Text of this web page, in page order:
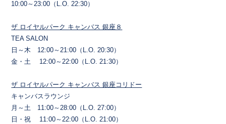
10:00～23:00（L.O. 22:30）
ザ ロイヤルパーク キャンバス 銀座８
TEA SALON
日～木 12:00～21:00（L.O. 20:30）
金・土 12:00～22:00（L.O. 21:30）
ザ ロイヤルパーク キャンバス 銀座コリドー
キャンバスラウンジ
月～土 11:00～28:00（L.O. 27:00）
日・祝 11:00～22:00（L.O. 21:00）